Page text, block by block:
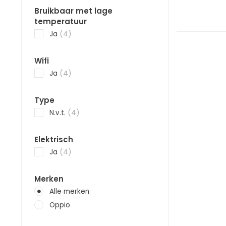
Bruikbaar met lage
temperatuur
Ja (4)
Wifi
Ja (4)
Type
N.v.t. (4)
Elektrisch
Ja (4)
Merken
Alle merken
Oppio